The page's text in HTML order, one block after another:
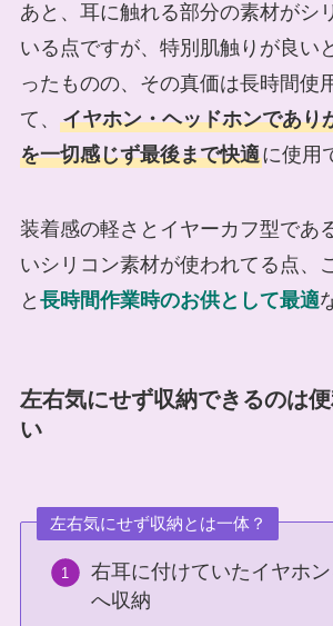
あと、耳に触れる部分の素材がシ
いる点ですが、特別肌触りが良い
ったものの、その真価は長時間使
て、 イヤホン・ヘッドホンであり
を一切感じず最後まで快適に使用
装着感の軽さとイヤーカフ型であ
いシリコン素材が使われてる点、
と 長時間作業時のお供として最適
左右気にせず収納できるのは
い
左右気にせず収納とは一体？
右耳に付けていたイヤホ
へ収納